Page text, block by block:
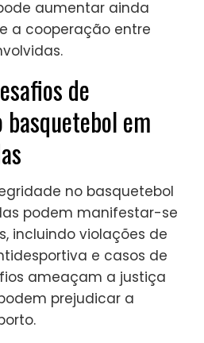
aumentar ainda
a cooperação entre
de
em
no basquetebol
podem manifestar-se
incluindo violações de
e casos de
ameaçam a justiça
prejudicar a